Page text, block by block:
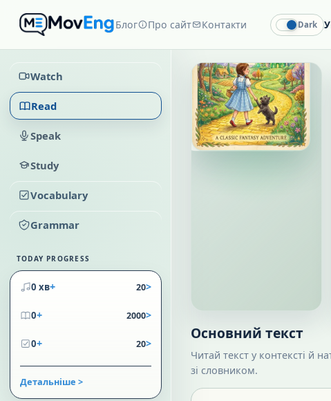
Блог Про сайт Контакти Dark
Watch
Read
Speak
Study
Vocabulary
Grammar
TODAY PROGRESS
0 хв+ 20>
0+ 2000>
0+ 20>
Детальніше >
Основний текст
Читай текст у контексті й
зі словником.